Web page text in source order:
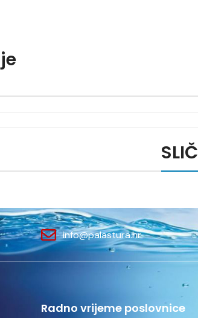
info@palastura.hr
Radno vrijeme poslovnice